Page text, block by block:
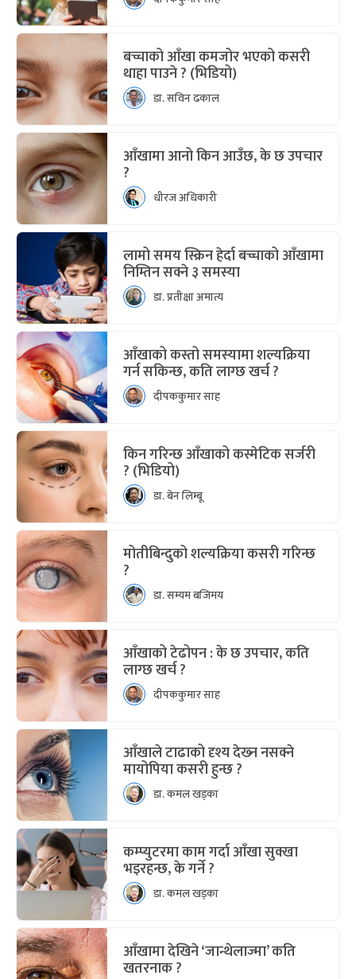
बच्चाको आँखा कमजोर भएको कसरी
थाहा पाउने ? (भिडियो)
डा. सविन ढकाल
आँखामा आनो किन आउँछ, के छ उपचार
?
धीरज अधिकारी
लामो समय स्क्रिन हेर्दा बच्चाको आँखामा
निम्तिन सक्ने ३ समस्या
डा. प्रतीक्षा अमात्य
आँखाको कस्तो समस्यामा शल्यक्रिया
गर्न सकिन्छ, कति लाग्छ खर्च ?
दीपककुमार साह
किन गरिन्छ आँखाको कस्मेटिक सर्जरी
? (भिडियो)
डा. बेन लिम्बू
मोतीबिन्दुको शल्यक्रिया कसरी गरिन्छ
?
डा. सम्यम बजिमय
आँखाको टेढोपन : के छ उपचार, कति
लाग्छ खर्च ?
दीपककुमार साह
आँखाले टाढाको दृश्य देख्‍न नसक्ने
मायोपिया कसरी हुन्छ ?
डा. कमल खड्का
कम्प्युटरमा काम गर्दा आँखा सुक्खा
भइरहन्छ, के गर्ने ?
डा. कमल खड्का
आँखामा देखिने ‘जान्थेलाज्मा’ कति
खतरनाक ?